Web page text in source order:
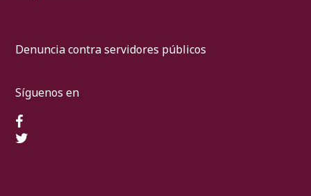
Denuncia contra servidores públicos
Síguenos en